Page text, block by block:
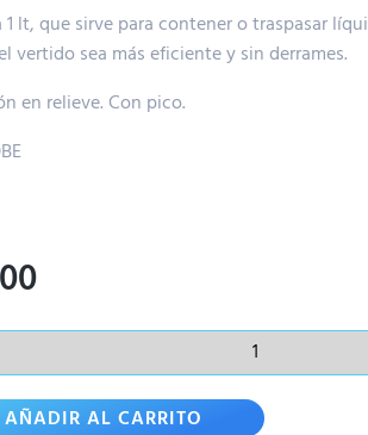
1 lt, que sirve para contener o traspasar
vertido sea más eficiente y sin derrames.
en relieve. Con pico.
AÑADIR AL CARRITO